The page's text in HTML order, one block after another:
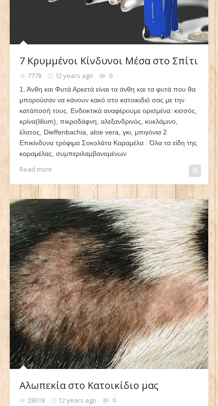
7 Κρυμμένοι Κίνδυνοι Μέσα στο Σπίτι
7778 12 years ago 0
1. Άνθη και Φυτά Αρκετά είναι τα άνθη και τα φυτά που θα
μπορούσαν να κάνουν κακό στο κατοικιδιό σας με την
κατάποσή τους. Ενδεικτικά αναφέρουμε ορισμένα: κισσός,
κρίνα(lilium), πικροδάφνη, αλεξανδρινός, κυκλάμινο,
έλατος, Dieffenbachia, aloe vera, γκι, μπιγόνια 2.
Επικίνδυνα τρόφιμα Σοκολάτα Καραμέλα : Όλα τα είδη της
καραμέλας, συμπεριλαμβανομένων
Read more
Αλωπεκία στο Κατοικίδιο μας
28318 12 years ago 0